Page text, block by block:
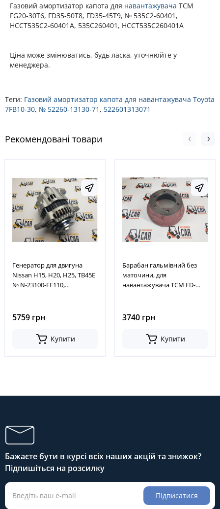
Газовий амортизатор капота для навантажувача TCM
FG20-30T6, FD35-50T8, FD35-45T9, № 535C2-60401,
HCCT535C2-60401A, 535C260401, HCCT535C260401A
Ціна може змінюватись, будь ласка, уточнюйте у
менеджера.
Теги: Газовий амортизатор капота для навантажувача Toyota
7FB10-30, № 52260-13130-71 , 522601313071
Рекомендовані товари
Генератор для двигуна
Nissan H15, H20, H25, TB45E
№ N-23100-FF110,
5759 грн
Купити
Барабан гальмівний без
маточини, для
навантажувача TCM FD-
2445302131
3740 грн
Купити
Бажаєте бути в курсі всіх наших акцій та знижок?
Підпишіться на розсилку
Підписатися